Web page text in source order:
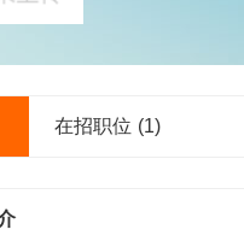
在招职位 (1)